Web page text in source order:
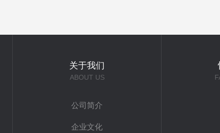
关于我们
ABOUT US
公司简介
企业文化